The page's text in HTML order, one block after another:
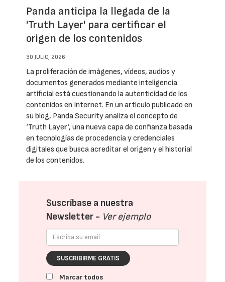
Panda anticipa la llegada de la
'Truth Layer' para certificar el
origen de los contenidos
30 JULIO, 2026
La proliferación de imágenes, vídeos, audios y
documentos generados mediante inteligencia
artificial está cuestionando la autenticidad de los
contenidos en Internet. En un artículo publicado en
su blog, Panda Security analiza el concepto de
‘Truth Layer’, una nueva capa de confianza basada
en tecnologías de procedencia y credenciales
digitales que busca acreditar el origen y el historial
de los contenidos.
Suscríbase a nuestra
Newsletter - Ver ejemplo
SUSCRIBIRME GRATIS
Marcar todos